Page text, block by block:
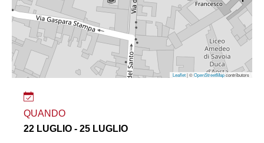
Leaflet| ©OpenStreetMapcontributors
QUANDO
22 LUGLIO - 25 LUGLIO